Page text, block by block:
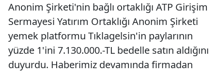
Anonim Şirketi'nin bağlı ortaklığı ATP Girişim
Sermayesi Yatırım Ortaklığı Anonim Şirketi
yemek platformu Tıklagelsin'in paylarının
yüzde 1'ini 7.130.000.-TL bedelle satın aldığını
duyurdu. Haberimiz devamında firmadan